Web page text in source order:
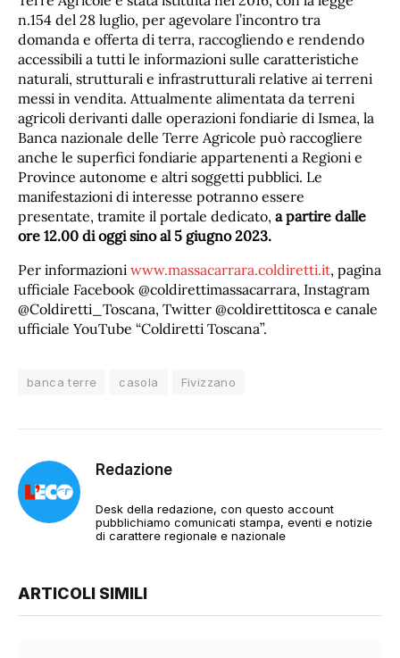
n.154 del 28 luglio, per agevolare l’incontro tra
domanda e offerta di terra, raccogliendo e rendendo
accessibili a tutti le informazioni sulle caratteristiche
naturali, strutturali e infrastrutturali relative ai terreni
messi in vendita. Attualmente alimentata da terreni
agricoli derivanti dalle operazioni fondiarie di Ismea, la
Banca nazionale delle Terre Agricole può raccogliere
anche le superfici fondiarie appartenenti a Regioni e
Province autonome e altri soggetti pubblici. Le
manifestazioni di interesse potranno essere
presentate, tramite il portale dedicato, a partire dalle
ore 12.00 di oggi sino al 5 giugno 2023.
Per informazioni www.massacarrara.coldiretti.it, pagina
ufficiale Facebook @coldirettimassacarrara, Instagram
@Coldiretti_Toscana, Twitter @coldirettitosca e canale
ufficiale YouTube “Coldiretti Toscana”.
banca terre casola Fivizzano
Redazione
Desk della redazione, con questo account
pubblichiamo comunicati stampa, eventi e notizie
di carattere regionale e nazionale
ARTICOLI SIMILI